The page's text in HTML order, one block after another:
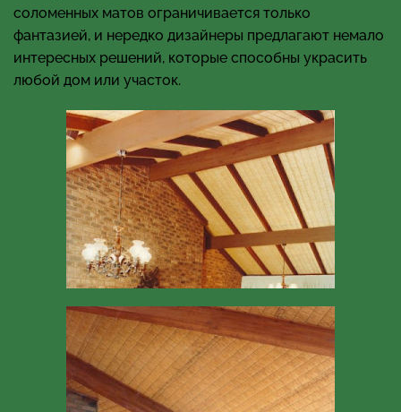
соломенных матов ограничивается только
фантазией, и нередко дизайнеры предлагают немало
интересных решений, которые способны украсить
любой дом или участок.